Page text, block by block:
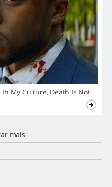
My Culture, Death Is Not The
mais